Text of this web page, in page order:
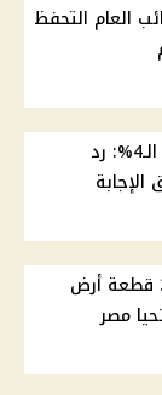
تناشد النائب العام التحفظ
القصة الكاملة لأزمة ريم صاحبة الـ4%: رد
الإجابة
توفيق عكاشة يطالب بسحب 32 قطعة أرض
مصر